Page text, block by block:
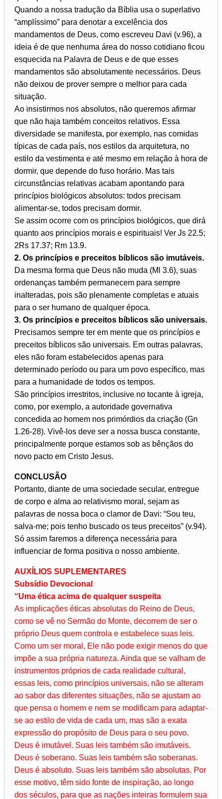
Quando a nossa tradução da Bíblia usa o superlativo
“amplíssimo” para denotar a excelência dos
mandamentos de Deus, como escreveu Davi (v.96), a
ideia é de que nenhuma área do nosso cotidiano ficou
esquecida na Palavra de Deus e de que esses
mandamentos são absolutamente necessários. Deus
não deixou de prover sempre o melhor para cada
situação.
Ao insistirmos nos absolutos, não queremos afirmar
que não haja também conceitos relativos. Essa
diversidade se manifesta, por exemplo, nas comidas
típicas de cada país, nos estilos da arquitetura, no
estilo da vestimenta e até mesmo em relação à hora de
dormir, que depende do fuso horário. Mas tais
circunstâncias relativas acabam apontando para
princípios biológicos absolutos: todos precisam
alimentar-se, todos precisam dormir.
Se assim ocorre com os princípios biológicos, que dirá
quanto aos princípios morais e espirituais! Ver Js 22.5;
2Rs 17.37; Rm 13.9.
2. Os princípios e preceitos bíblicos são imutáveis.
Da mesma forma que Deus não muda (Ml 3.6), suas
ordenanças também permanecem para sempre
inalteradas, pois são plenamente completas e atuais
para o ser humano de qualquer época.
3. Os princípios e preceitos bíblicos são universais.
Precisamos sempre ter em mente que os princípios e
preceitos bíblicos são universais. Em outras palavras,
eles não foram estabelecidos apenas para
determinado período ou para um povo específico, mas
para a humanidade de todos os tempos.
São princípios irrestritos, inclusive no tocante à igreja,
como, por exemplo, a autoridade governativa
concedida ao homem nos primórdios da criação (Gn
1.26-28). Vivê-los deve ser a nossa busca constante,
principalmente porque estamos sob as bênçãos do
novo pacto em Cristo Jesus.
CONCLUSÃO
Portanto, diante de uma sociedade secular, entregue
de corpo e alma ao relativismo moral, sejam as
palavras de nossa boca o clamor de Davi: “Sou teu,
salva-me; pois tenho buscado os teus preceitos” (v.94).
Só assim faremos a diferença necessária para
influenciar de forma positiva o nosso ambiente.
AUXÍLIOS SUPLEMENTARES
Subsídio Devocional
“Uma ética acima de qualquer suspeita
As implicações éticas absolutas do Reino de Deus,
como se vê no Sermão do Monte, decorrem de ser o
próprio Deus quem controla e estabelece suas leis.
Como um ser moral, Ele não pode exigir menos do que
impõe a sua própria natureza. Ainda que se valham de
instrumentos próprios de cada realidade cultural,
essas leis, como princípios universais, não se alteram
ao sabor das diferentes situações, não se ajustam ao
que pensa o homem e nem se modificam para adaptar-
se ao estilo de vida de cada um, mas são a exata
expressão do propósito de Deus para o seu povo.
Deus é imutável. Suas leis também são imutáveis.
Deus é soberano. Suas leis também são soberanas.
Deus é absoluto. Suas leis também são absolutas. Por
esse motivo, têm sido fonte de inspiração, ao longo
dos séculos, para que as nações inteiras formulem sua